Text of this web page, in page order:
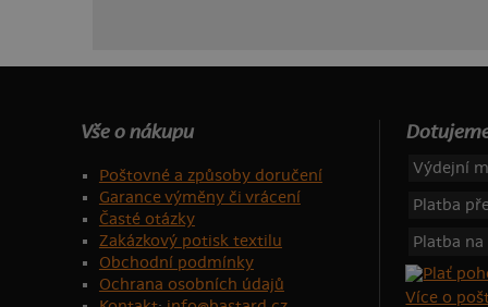
Vše o nákupu
Poštovné a způsoby doručení
Garance výměny či vrácení
Časté otázky
Zakázkový potisk textilu
Obchodní podmínky
Ochrana osobních údajů
Výdejní
Platba
Platba
Více o